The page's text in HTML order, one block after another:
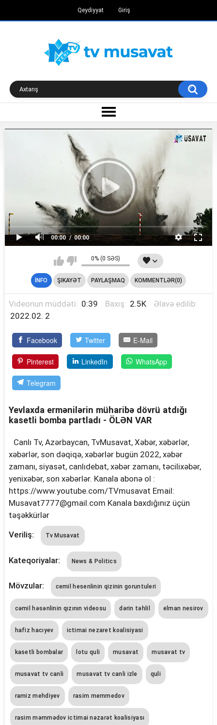
Qeydiyyat Giriş
00:00 00:00
0% (0 SƏS)
İNFO ŞIKAYƏT PAYLAŞMAQ KOMMENTLƏR(0)
Videonun müddəti: 0:39 Baxış: 2.5K
Əlavə edilib:
2022.02. 2
Facebook Twitter E-Mail
Pinterest LinkedIn WhatsApp
Telegram
Yevlaxda ermənilərin müharibə dövrü atdığı
kasetli bomba partladı - ÖLƏN VAR
Canlı Tv, Azərbaycan, TvMusavat, Xəbər, xəbərlər,
xəbərlər, son dəqiqə, xəbərlər bugün 2022, xəbər
zamanı, siyasət, canlıdebat, xəbər zamanı, təcilixəbər,
yenixəbər, son xəbərlər. Kanala abonə ol :
https://www.youtube.com/TVmusavat Email:
Musavat7777@gmail.com Kanala baxdığınız üçün
təşəkkürlər
Veriliş: Tv Musavat
Kateqoriyalar: News & Politics
Mövzular: cemil hesenlinin qizinin goruntuleri
cəmil həsənlinin qızının videosu dərin təhlil elman nesirov
hafiz hacıyev ictimai nezaret koalisiyasi
kasetli bombalar lotu quli musavat musavat tv
musavat tv canli musavat tv canli izle quli
ramiz mehdiyev rasim memmedov
rasim məmmədov ictimai nəzarət koalisiyası